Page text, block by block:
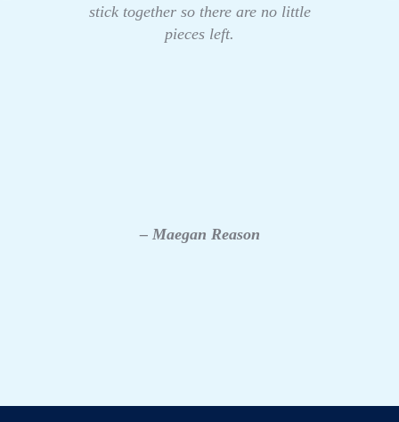
stick together so there are no little
pieces left.
– Maegan Reason